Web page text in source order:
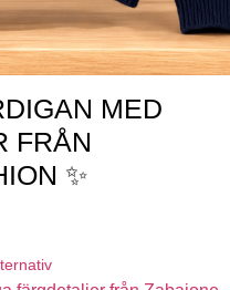
MED
FRÅN
✨